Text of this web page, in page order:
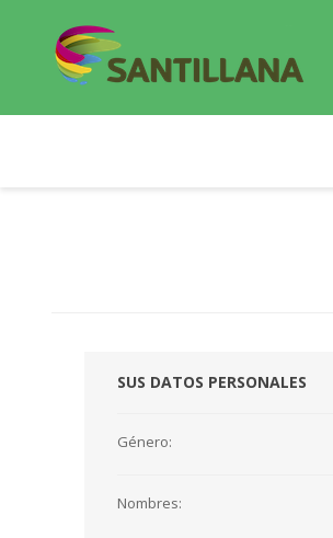
SUS DATOS PERSONALES
Género:
Nombres: